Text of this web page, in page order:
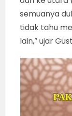
semuanya
tidak tahu
lain,” ujar